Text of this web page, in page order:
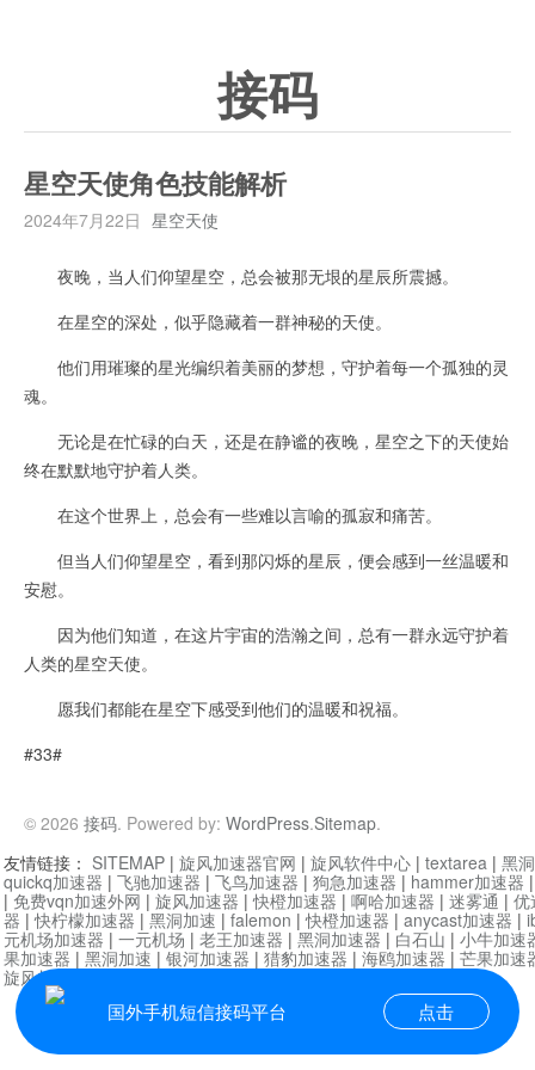
接码
星空天使角色技能解析
2024年7月22日 星空天使
夜晚，当人们仰望星空，总会被那无垠的星辰所震撼。
在星空的深处，似乎隐藏着一群神秘的天使。
他们用璀璨的星光编织着美丽的梦想，守护着每一个孤独的灵
魂。
无论是在忙碌的白天，还是在静谧的夜晚，星空之下的天使始
终在默默地守护着人类。
在这个世界上，总会有一些难以言喻的孤寂和痛苦。
但当人们仰望星空，看到那闪烁的星辰，便会感到一丝温暖和
安慰。
因为他们知道，在这片宇宙的浩瀚之间，总有一群永远守护着
人类的星空天使。
愿我们都能在星空下感受到他们的温暖和祝福。
#33#
© 2026 接码. Powered by: WordPress.Sitemap.
国外手机短信接码平台 点击
友情链接： SITEMAP | 旋风加速器官网 | 旋风软件中心 | textarea | 黑
quickq加速器 | 飞驰加速器 | 飞鸟加速器 | 狗急加速器 | hammer加速器
| 免费vqn加速外网 | 旋风加速器 |快橙加速器 | 啊哈加速器 | 迷雾通 | 优
器 |快柠檬加速器 | 黑洞加速 | falemon |快橙加速器 | anycast加速器 |
元机场加速器 | 一元机场 | 老王加速器 | 黑洞加速器 | 白石山 | 小牛加速
果加速器 | 黑洞加速 | 银河加速器 | 猎豹加速器 | 海鸥加速器 | 芒果加速
旋风加速器度器